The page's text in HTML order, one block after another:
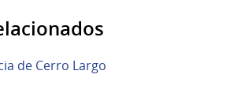
de Cerro Largo